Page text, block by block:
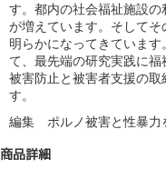
す。都内の社会福祉施設
が増えています。そして
明らかになってきていま
て、最先端の研究実践に
被害防止と被害者支援の
す。
編集　ポルノ被害と性暴力
商品詳細